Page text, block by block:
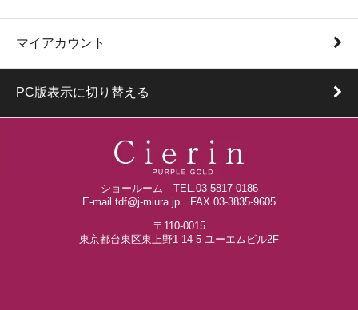
マイアカウント
PC版表示に切り替える
ショールーム TEL.03-5817-0186
E-mail.tdf@j-miura.jp FAX.03-3835-9605
〒110-0015
東京都台東区東上野1-14-5 ユーエムビル2F